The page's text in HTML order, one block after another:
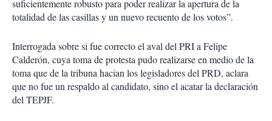
suficientemente robusto para poder realizar la apertura de la
totalidad de las casillas y un nuevo recuento de los votos”.
Interrogada sobre si fue correcto el aval del PRI a Felipe
Calderón, cuya toma de protesta pudo realizarse en medio de la
toma que de la tribuna hacían los legisladores del PRD, aclara
que no fue un respaldo al candidato, sino el acatar la declaración
del TEPJF.